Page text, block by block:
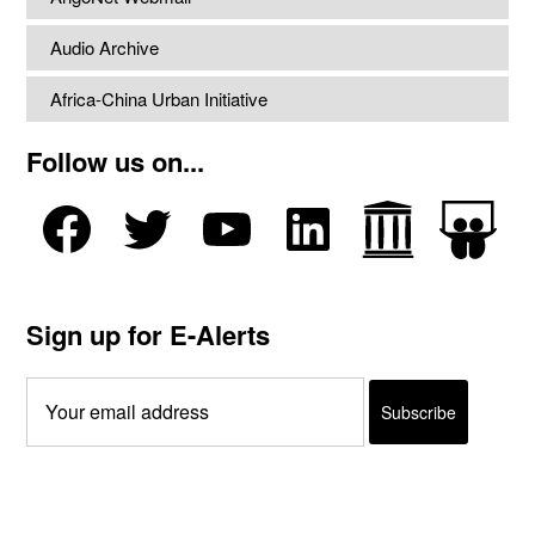
Audio Archive
Africa-China Urban Initiative
Follow us on...
Sign up for E-Alerts